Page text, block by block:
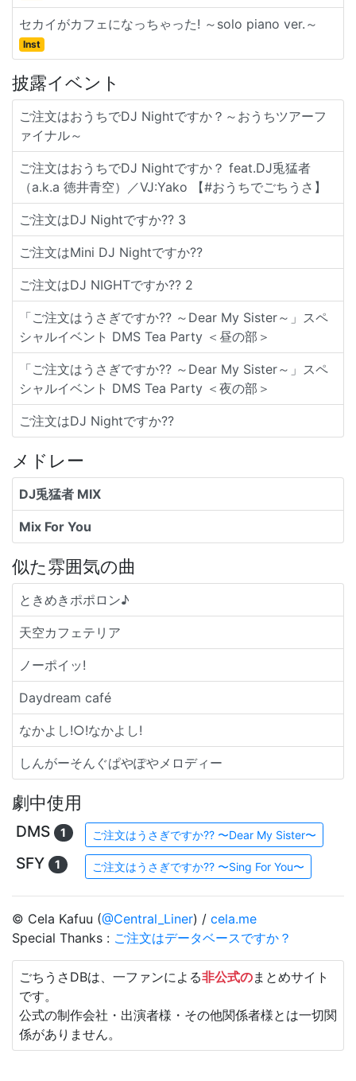
セカイがカフェになっちゃった! ～solo piano ver.～
Inst
披露イベント
ご注文はおうちでDJ Nightですか？～おうちツアーフ
ァイナル～
ご注文はおうちでDJ Nightですか？ feat.DJ兎猛者
（a.k.a 徳井青空）／VJ:Yako 【#おうちでごちうさ】
ご注文はDJ Nightですか?? 3
ご注文はMini DJ Nightですか??
ご注文はDJ NIGHTですか?? 2
「ご注文はうさぎですか?? ～Dear My Sister～」スペ
シャルイベント DMS Tea Party ＜昼の部＞
「ご注文はうさぎですか?? ～Dear My Sister～」スペ
シャルイベント DMS Tea Party ＜夜の部＞
ご注文はDJ Nightですか??
メドレー
DJ兎猛者 MIX
Mix For You
似た雰囲気の曲
ときめきポポロン♪
天空カフェテリア
ノーポイッ!
Daydream café
なかよし!○!なかよし!
しんがーそんぐぱやぽやメロディー
劇中使用
DMS 1 ご注文はうさぎですか?? 〜Dear My Sister〜
SFY 1 ご注文はうさぎですか?? 〜Sing For You〜
© Cela Kafuu (@Central_Liner) / cela.me
Special Thanks : ご注文はデータベースですか？
ごちうさDBは、一ファンによる非公式のまとめサイト
です。
公式の制作会社・出演者様・その他関係者様とは一切関
係がありません。